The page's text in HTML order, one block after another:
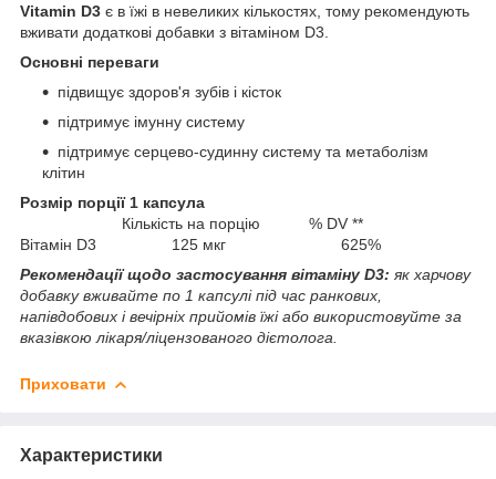
Vitamin D3 є в їжі в невеликих кількостях, тому рекомендують
вживати додаткові добавки з вітаміном D3.
Основні переваги
підвищує здоров'я зубів і кісток
підтримує імунну систему
підтримує серцево-судинну систему та метаболізм
клітин
Розмір порції 1 капсула
Кількість на порцію % DV **
Вітамін D3 125 мкг 625%
Рекомендації щодо застосування вітаміну D3: як харчову
добавку вживайте по 1 капсулі під час ранкових,
напівдобових і вечірніх прийомів їжі або використовуйте за
вказівкою лікаря/ліцензованого дієтолога.
Приховати
Характеристики